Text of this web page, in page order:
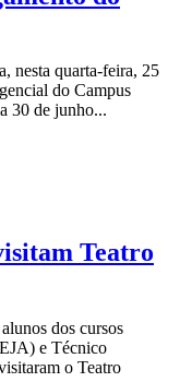
nesta quarta-feira, 25
do Campus
30 de junho...
Teatro
dos cursos
e Técnico
o Teatro